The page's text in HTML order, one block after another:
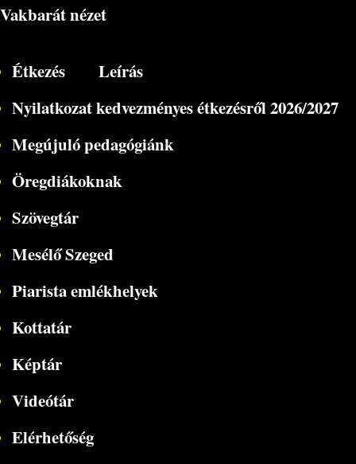
Vakbarát nézet
Étkezés
Leírás
Nyilatkozat kedvezményes étkezésről 2026/2027
Megújuló pedagógiánk
Öregdiákoknak
Szövegtár
Mesélő Szeged
Piarista emlékhelyek
Kottatár
Képtár
Videótár
Elérhetőség